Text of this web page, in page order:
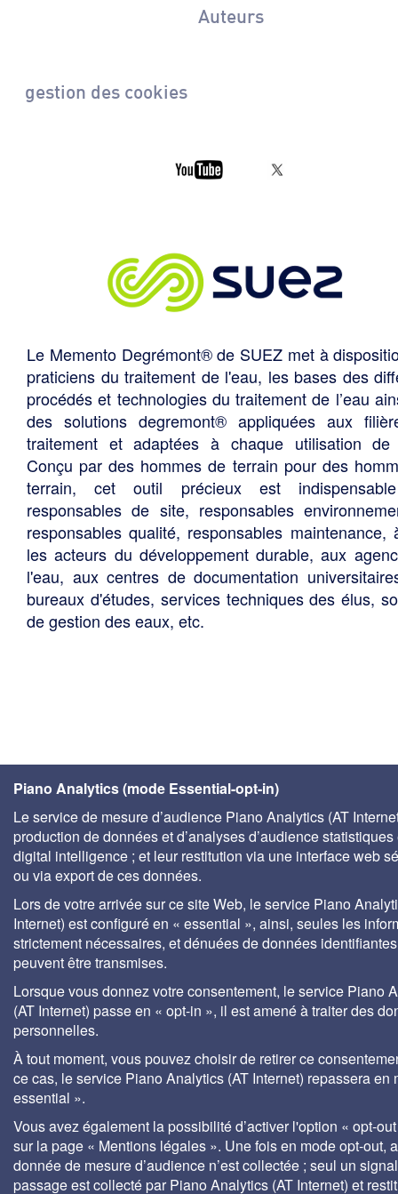
Auteurs
gestion des cookies
Le Memento Degrémont® de SUEZ met à
praticiens du traitement de l'eau, les bases des
procédés et technologies du traitement de l’eau
des solutions degremont® appliquées aux
traitement et adaptées à chaque utilisation de
Conçu par des hommes de terrain pour des
terrain, cet outil précieux est
responsables de site, responsables
responsables qualité, responsables maintenance,
les acteurs du développement durable, aux
l'eau, aux centres de documentation
bureaux d'études, services techniques des élus,
de gestion des eaux, etc.
Piano Analytics (mode Essential-opt-in)
Le service de mesure d’audience Piano Analytics (AT
production de données et d’analyses d’audience statistiques
digital intelligence ; et leur restitution via une interface web
ou via export de ces données.
Lors de votre arrivée sur ce site Web, le service Piano
Internet) est configuré en « essential », ainsi, seules les
strictement nécessaires, et dénuées de données
peuvent être transmises.
Lorsque vous donnez votre consentement, le service Piano
(AT Internet) passe en « opt-in », il est amené à traiter des
personnelles.
À tout moment, vous pouvez choisir de retirer ce
ce cas, le service Piano Analytics (AT Internet) repassera en
essential ».
Vous avez également la possibilité d’activer l'option « opt-
sur la page « Mentions légales ». Une fois en mode opt-out,
donnée de mesure d’audience n’est collectée ; seul un
passage est collecté par Piano Analytics (AT Internet) et